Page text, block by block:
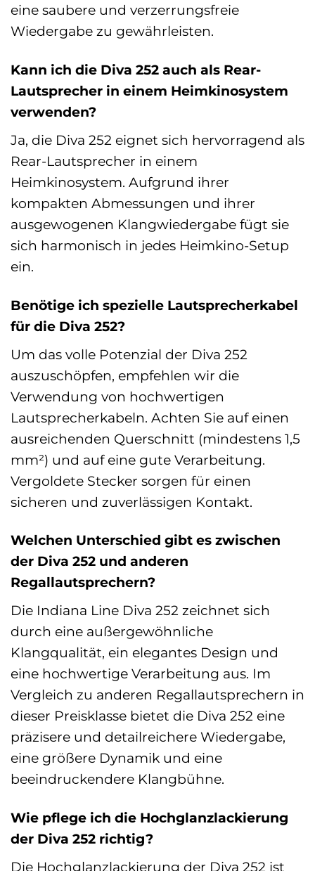
eine saubere und verzerrungsfreie
Wiedergabe zu gewährleisten.
Kann ich die Diva 252 auch als Rear-
Lautsprecher in einem Heimkinosystem
verwenden?
Ja, die Diva 252 eignet sich hervorragend als
Rear-Lautsprecher in einem
Heimkinosystem. Aufgrund ihrer
kompakten Abmessungen und ihrer
ausgewogenen Klangwiedergabe fügt sie
sich harmonisch in jedes Heimkino-Setup
ein.
Benötige ich spezielle Lautsprecherkabel
für die Diva 252?
Um das volle Potenzial der Diva 252
auszuschöpfen, empfehlen wir die
Verwendung von hochwertigen
Lautsprecherkabeln. Achten Sie auf einen
ausreichenden Querschnitt (mindestens 1,5
mm²) und auf eine gute Verarbeitung.
Vergoldete Stecker sorgen für einen
sicheren und zuverlässigen Kontakt.
Welchen Unterschied gibt es zwischen
der Diva 252 und anderen
Regallautsprechern?
Die Indiana Line Diva 252 zeichnet sich
durch eine außergewöhnliche
Klangqualität, ein elegantes Design und
eine hochwertige Verarbeitung aus. Im
Vergleich zu anderen Regallautsprechern in
dieser Preisklasse bietet die Diva 252 eine
präzisere und detailreichere Wiedergabe,
eine größere Dynamik und eine
beeindruckendere Klangbühne.
Wie pflege ich die Hochglanzlackierung
der Diva 252 richtig?
Die Hochglanzlackierung der Diva 252 ist